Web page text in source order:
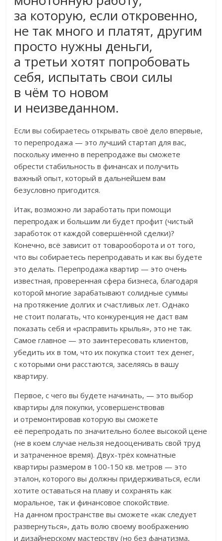
за которую, если откровенно,
не так много и платят, другим
просто нужны деньги,
а третьи хотят попробовать
себя, испытать свои силы
в чём то новом
и неизведанном.
Если вы собираетесь открывать своё дело впервые,
то перепродажа — это лучший стартап для вас,
поскольку именно в перепродаже вы сможете
обрести стабильность в финансах и получить
важный опыт, который в дальнейшем вам
безусловно пригодится.
Итак, возможно ли заработать при помощи
перепродаж и большим ли будет профит (чистый
заработок от каждой совершённой сделки)?
Конечно, всё зависит от товарооборота и от того,
что вы собираетесь перепродавать и как вы будете
это делать. Перепродажа квартир — это очень
известная, проверенная сфера бизнеса, благодаря
которой многие зарабатывают солидные суммы
на протяжение долгих и счастливых лет. Однако
не стоит полагать, что конкуренция не даст вам
показать себя и «расправить крылья», это не так.
Самое главное — это заинтересовать клиентов,
убедить их в том, что их покупка стоит тех денег,
с которыми они расстаются, заселяясь в вашу
квартиру.
Первое, с чего вы будете начинать, — это выбор
квартиры для покупки, усовершенствовав
и отремонтировав которую вы сможете
её перепродать по значительно более высокой цене
(не в коем случае нельзя недооценивать свой труд
и затраченное время). Двух-трёх комнатные
квартиры размером в 100-150 кв. метров — это
эталон, которого вы должны придерживаться, если
хотите оставаться на плаву и сохранять как
моральное, так и финансовое спокойствие.
На данном пространстве вы сможете «как следует
развернуться», дать волю своему воображению
и дизайнерскому мастерству (но без фанатизма,